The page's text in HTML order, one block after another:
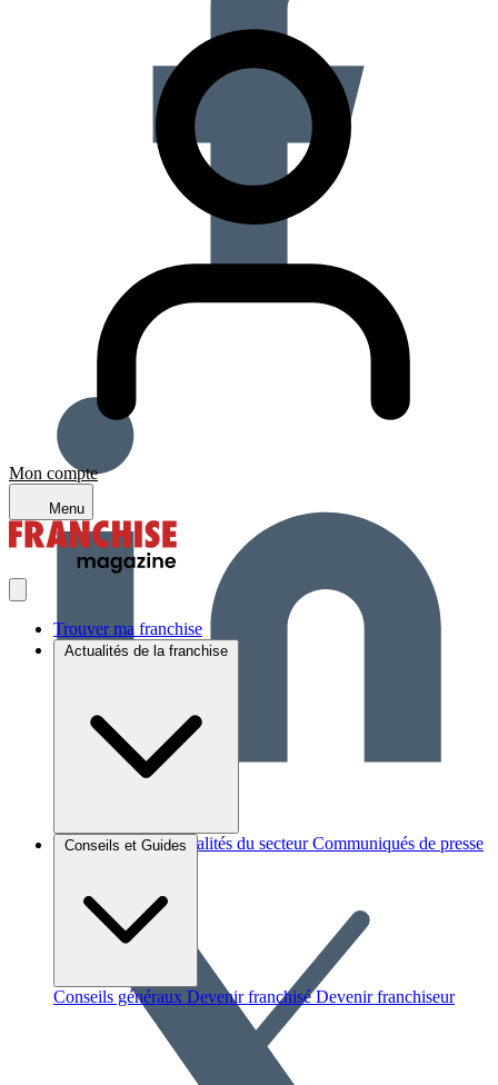
Mon compte
Menu
Trouver ma franchise
Actualités de la franchise
Brèves et actus Actualités du secteur Communiqués de presse
Conseils et Guides
Conseils généraux Devenir franchisé Devenir franchiseur